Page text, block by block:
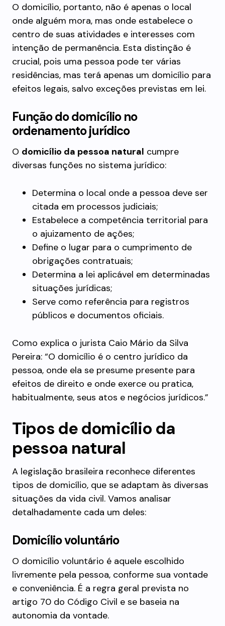
O domicílio, portanto, não é apenas o local
onde alguém mora, mas onde estabelece o
centro de suas atividades e interesses com
intenção de permanência. Esta distinção é
crucial, pois uma pessoa pode ter várias
residências, mas terá apenas um domicílio para
efeitos legais, salvo exceções previstas em lei.
Função do domicílio no
ordenamento jurídico
O domicílio da pessoa natural cumpre
diversas funções no sistema jurídico:
Determina o local onde a pessoa deve ser
citada em processos judiciais;
Estabelece a competência territorial para
o ajuizamento de ações;
Define o lugar para o cumprimento de
obrigações contratuais;
Determina a lei aplicável em determinadas
situações jurídicas;
Serve como referência para registros
públicos e documentos oficiais.
Como explica o jurista Caio Mário da Silva
Pereira: “O domicílio é o centro jurídico da
pessoa, onde ela se presume presente para
efeitos de direito e onde exerce ou pratica,
habitualmente, seus atos e negócios jurídicos.”
Tipos de domicílio da
pessoa natural
A legislação brasileira reconhece diferentes
tipos de domicílio, que se adaptam às diversas
situações da vida civil. Vamos analisar
detalhadamente cada um deles:
Domicílio voluntário
O domicílio voluntário é aquele escolhido
livremente pela pessoa, conforme sua vontade
e conveniência. É a regra geral prevista no
artigo 70 do Código Civil e se baseia na
autonomia da vontade.